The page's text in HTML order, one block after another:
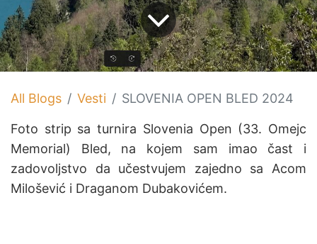
All Blogs Vesti SLOVENIA OPEN BLED 2024
Foto strip sa turnira Slovenia Open (33. Omejc
Memorial) Bled, na kojem sam imao čast i
zadovoljstvo da učestvujem zajedno sa Acom
Milošević i Draganom Dubakovićem.